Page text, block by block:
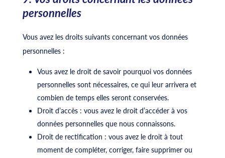
personnelles
Vous avez les droits suivants concernant vos données
personnelles :
Vous avez le droit de savoir pourquoi vos données
personnelles sont nécessaires, ce qui leur arrivera et
combien de temps elles seront conservées.
Droit d’accès : vous avez le droit d’accéder à vos
données personnelles que nous connaissons.
Droit de rectification : vous avez le droit à tout
moment de compléter, corriger, faire supprimer ou